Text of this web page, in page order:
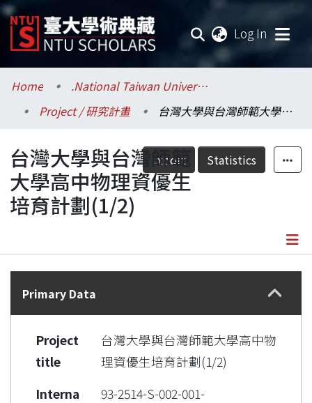
Log In
Communities & Collections
Research Outputs
Fundings & Projects
Researchers
Statistics
Home
.National Taiwan University / 國立臺灣大學
Project / 研究計畫
台灣大學與台灣師範大學高中物理資優生培育計劃(1/2)
Export Statistics
台灣大學與台灣師範
大學高中物理資優生
培育計劃(1/2)
Details
Primary Data
Project
title
台灣大學與台灣師範大學高中物
理資優生培育計劃(1/2)
Interna
93-2514-S-002-001-